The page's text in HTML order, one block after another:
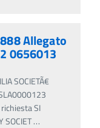
Allegato
0656013
SOCIETÃ€
SI
SOCIET…